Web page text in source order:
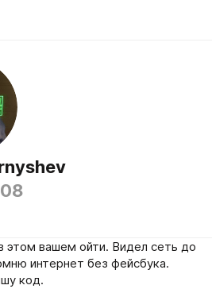
этом вашем ойти. Видел сеть до
интернет без фейсбука.
код.